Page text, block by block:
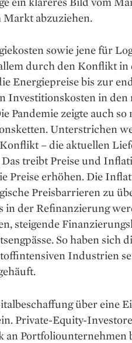
Markt abzuziehen.
sowie jene für
durch den Konflikt
Energiepreise bis zur
Investitionskosten in
Pandemie zeigte auch
Unterstrichen
– die aktuellen
treibt Preise und
Preise erhöhen. Die
Preisbarrieren zu
in der Refinanzierung
steigende
So haben sich
Industrien
über eine
Private-Equity-
an Portfoliounternehmen